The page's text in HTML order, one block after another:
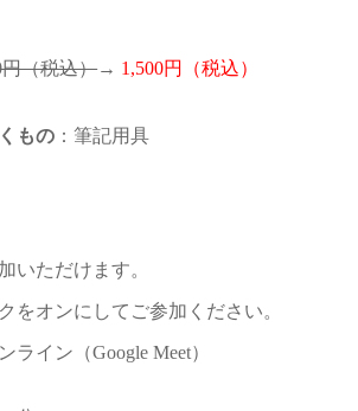
円（税込）→ 1,500円（税込）
もの ：筆記用具
いただけます。
をオンにしてご参加ください。
ライン（Google Meet）